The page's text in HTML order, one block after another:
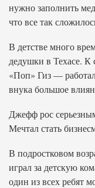
нужно заполнить
что все так
В детстве много
дедушки в Техасе. К
«Поп» Гиз —
внука большое
Джефф рос
Мечтал стать
В подростковом
играл за детскую
один из всех ребят